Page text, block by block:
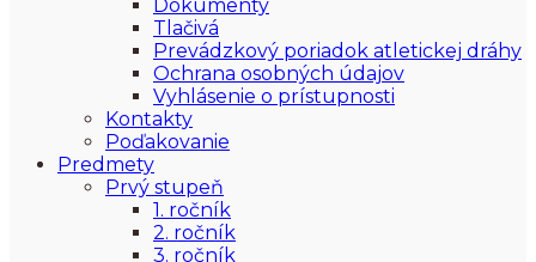
Dokumenty
Tlačivá
Prevádzkový poriadok atletickej dráhy
Ochrana osobných údajov
Vyhlásenie o prístupnosti
Kontakty
Poďakovanie
Predmety
Prvý stupeň
1. ročník
2. ročník
3. ročník